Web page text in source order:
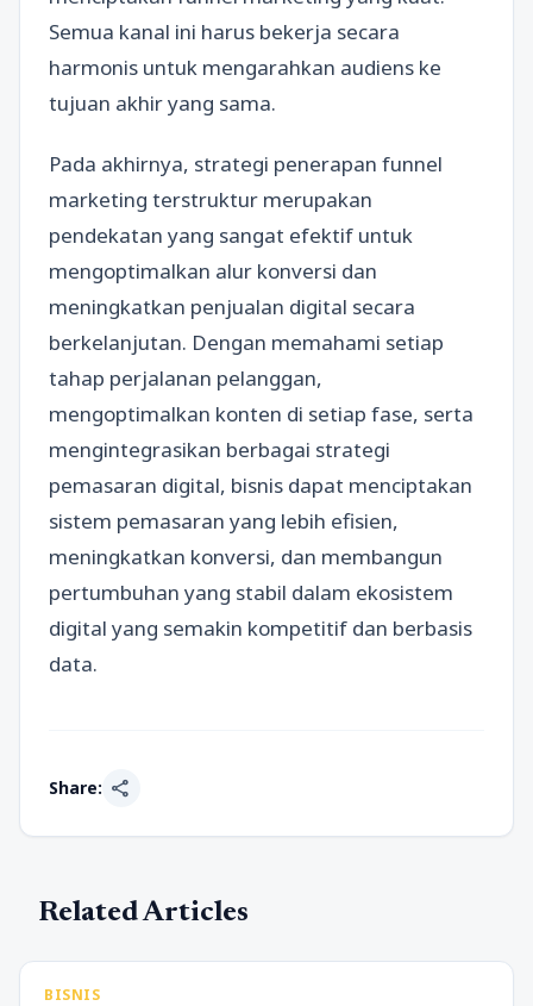
Semua kanal ini harus bekerja secara
harmonis untuk mengarahkan audiens ke
tujuan akhir yang sama.
Pada akhirnya, strategi penerapan funnel
marketing terstruktur merupakan
pendekatan yang sangat efektif untuk
mengoptimalkan alur konversi dan
meningkatkan penjualan digital secara
berkelanjutan. Dengan memahami setiap
tahap perjalanan pelanggan,
mengoptimalkan konten di setiap fase, serta
mengintegrasikan berbagai strategi
pemasaran digital, bisnis dapat menciptakan
sistem pemasaran yang lebih efisien,
meningkatkan konversi, dan membangun
pertumbuhan yang stabil dalam ekosistem
digital yang semakin kompetitif dan berbasis
data.
Share: share
Related Articles
BISNIS